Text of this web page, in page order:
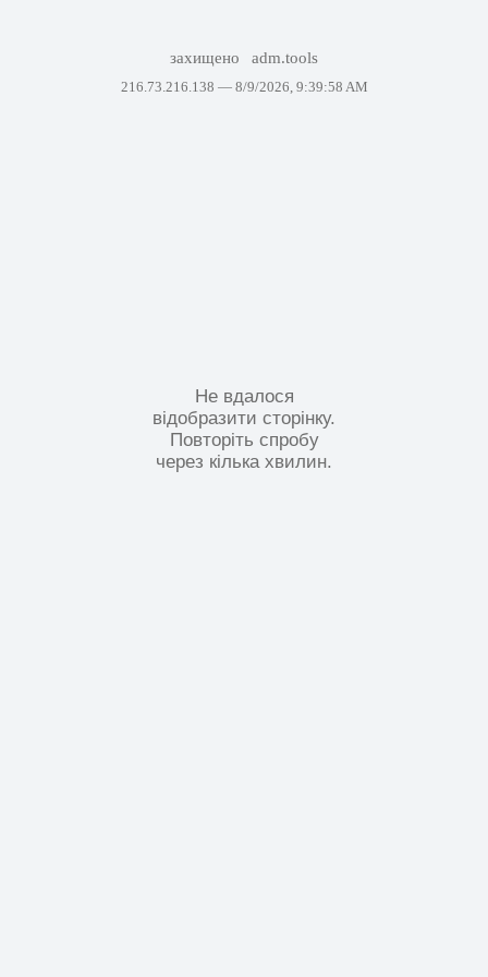
захищено adm.tools
216.73.216.138 — 8/9/2026, 9:39:58 AM
Не вдалося
відобразити сторінку.
Повторіть спробу
через кілька хвилин.